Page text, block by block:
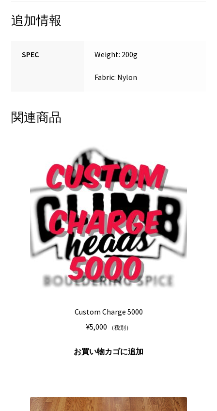
追加情報
SPEC Weight: 200g
Fabric: Nylon
関連商品
Custom Charge 5000
¥5,000 （税別）
お買い物カゴに追加